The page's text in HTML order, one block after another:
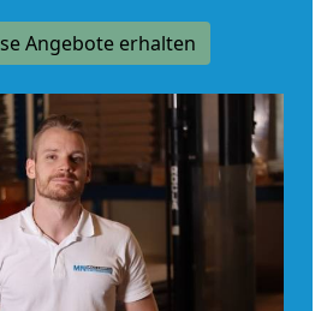
Angebote erhalten